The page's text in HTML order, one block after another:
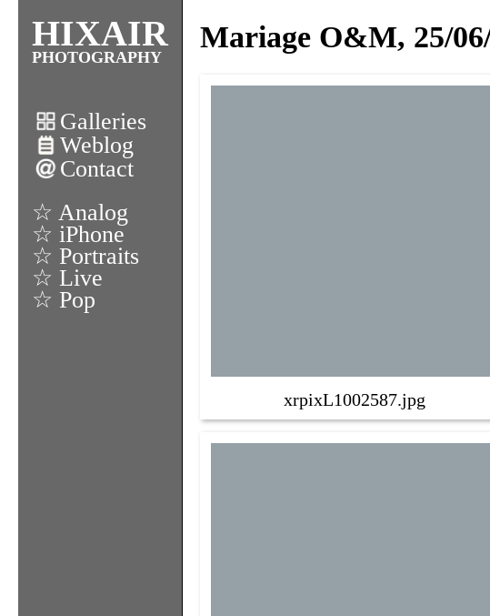
HIXAIR
PHOTOGRAPHY
Galleries
Weblog
Contact
☆ Analog
☆ iPhone
☆ Portraits
☆ Live
☆ Pop
Mariage O&M, 25/
xrpixL1002587.jpg